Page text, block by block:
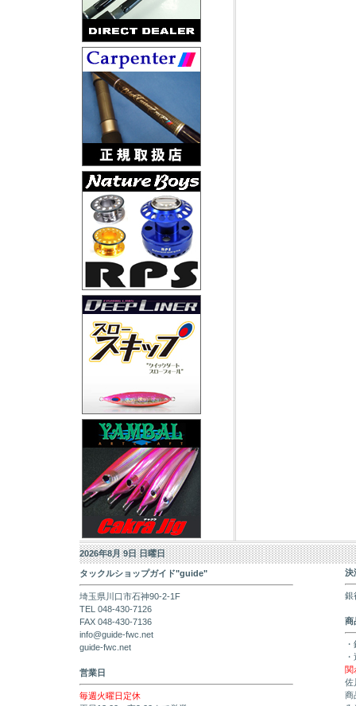
2026年8月 9日 日曜日
タックルショップガイド"guide"
埼玉県川口市石神90-2-1F
TEL 048-430-7126
FAX 048-430-7136
info@guide-fwc.net
guide-fwc.net
営業日
毎週火曜日定休
決
銀
商
関
佐
商